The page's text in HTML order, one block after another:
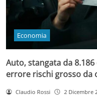
Economia
Auto, stangata da
errore rischi grosso da
Claudio Rossi 2 Dicembre